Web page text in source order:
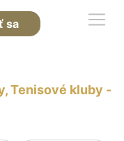
sa
Tenisové kluby -